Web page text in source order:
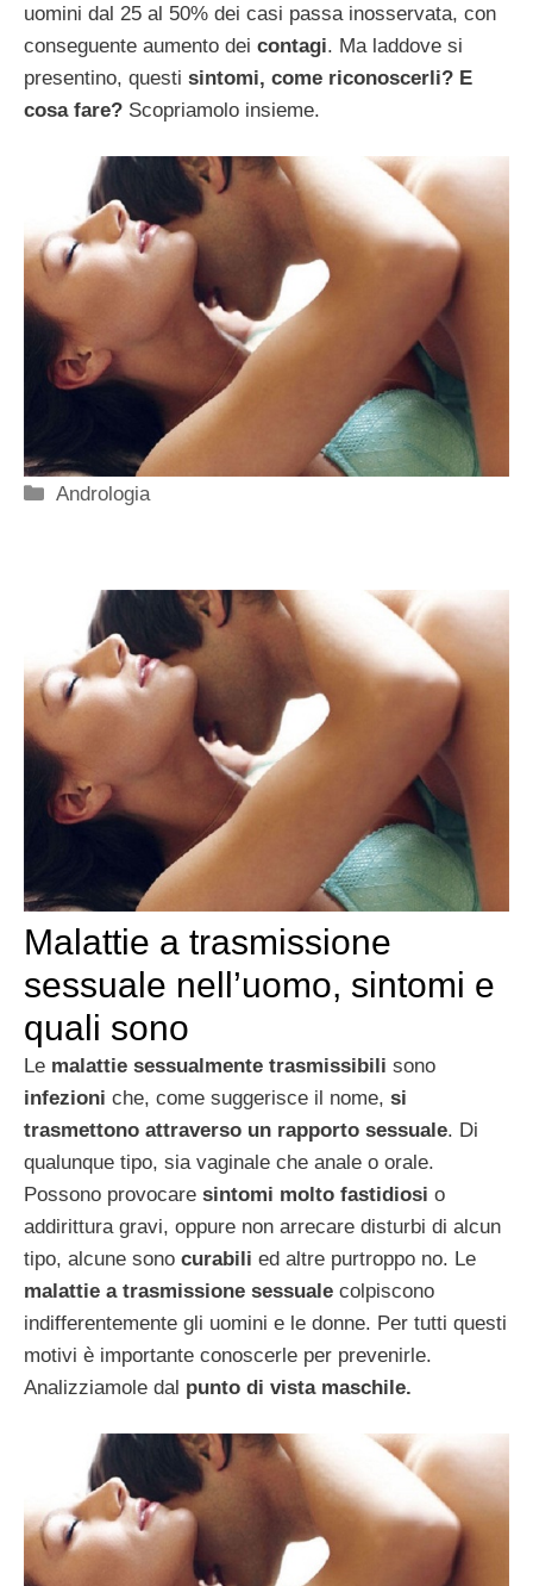
uomini dal 25 al 50% dei casi passa inosservata, con
conseguente aumento dei contagi. Ma laddove si
presentino, questi sintomi, come riconoscerli? E
cosa fare? Scopriamolo insieme.
Categorie
Andrologia
Malattie a trasmissione
sessuale nell’uomo, sintomi e
quali sono
Le malattie sessualmente trasmissibili sono
infezioni che, come suggerisce il nome, si
trasmettono attraverso un rapporto sessuale. Di
qualunque tipo, sia vaginale che anale o orale.
Possono provocare sintomi molto fastidiosi o
addirittura gravi, oppure non arrecare disturbi di alcun
tipo, alcune sono curabili ed altre purtroppo no. Le
malattie a trasmissione sessuale colpiscono
indifferentemente gli uomini e le donne. Per tutti questi
motivi è importante conoscerle per prevenirle.
Analizziamole dal punto di vista maschile.